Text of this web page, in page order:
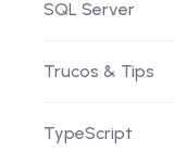
SQL Server
Trucos & Tips
TypeScript